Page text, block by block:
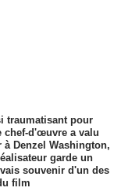
traumatisant pour
chef-d'œuvre a valu
à Denzel Washington,
garde un
souvenir d'un des
film